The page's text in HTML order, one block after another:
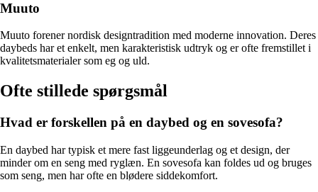
Muuto
Muuto forener nordisk designtradition med moderne innovation. Deres
daybeds har et enkelt, men karakteristisk udtryk og er ofte fremstillet i
kvalitetsmaterialer som eg og uld.
Ofte stillede spørgsmål
Hvad er forskellen på en daybed og en sovesofa?
En daybed har typisk et mere fast liggeunderlag og et design, der
minder om en seng med ryglæn. En sovesofa kan foldes ud og bruges
som seng, men har ofte en blødere siddekomfort.